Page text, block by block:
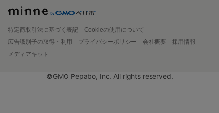
特定商取引法に基づく表記
Cookieの使用について
広告識別子の取得・利用
プライバシーポリシー 会社概要
採用情報
メディアキット
©GMO Pepabo, Inc. All rights reserved.